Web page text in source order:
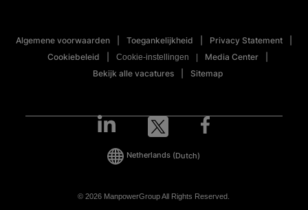
Algemene voorwaarden Toegankelijkheid
Privacy Statement
Cookiebeleid
Cookie-instellingen
Media Center
Bekijk alle vacatures
Sitemap
© 2026 ManpowerGroup All Rights Reserved.
Netherlands (Dutch)